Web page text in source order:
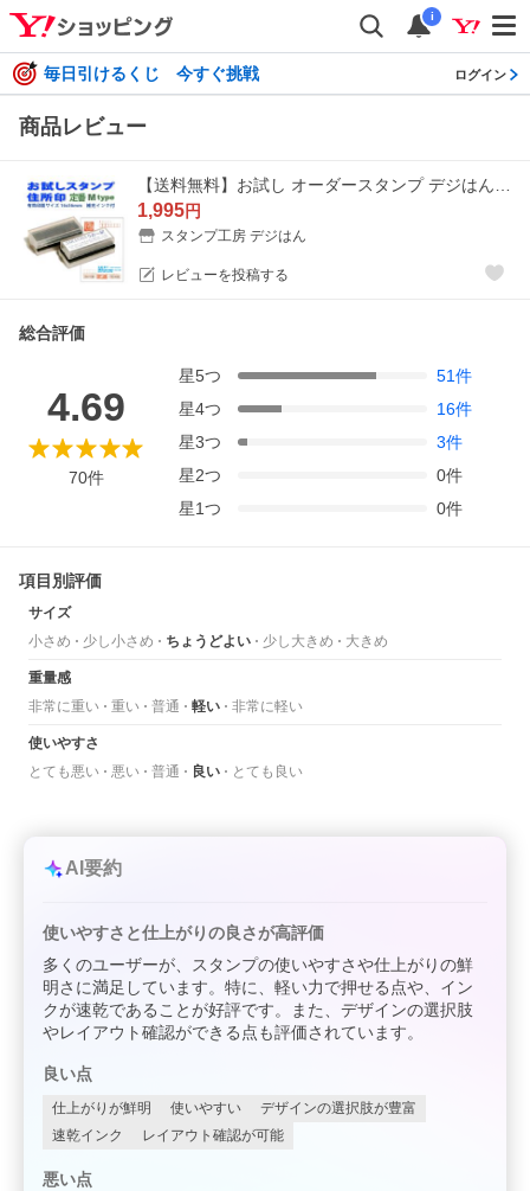
i
毎日引けるくじ 今すぐ挑戦 ログイン
商品レビュー
1,995円
スタンプ工房 デジはん
レビューを投稿する
総合評価
4.69
70件
星5つ 51件
星4つ 16件
星3つ 3件
星2つ 0件
星1つ 0件
項目別評価
サイズ
小さめ
少し小さめ ちょうどよい 少し大きめ 大きめ
重量感
非常に重い
重い 普通 軽い 非常に軽い
使いやすさ
とても悪い
悪い 普通 良い とても良い
AI要約
使いやすさと仕上がりの良さが高評価
多くのユーザーが、スタンプの使いやすさや仕上がりの鮮
明さに満足しています。特に、軽い力で押せる点や、イン
クが速乾であることが好評です。また、デザインの選択肢
やレイアウト確認ができる点も評価されています。
良い点
仕上がりが鮮明 使いやすい
デザインの選択肢が豊富
速乾インク
レイアウト確認が可能
悪い点